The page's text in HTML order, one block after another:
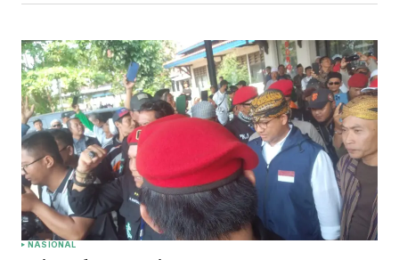
NASIONAL